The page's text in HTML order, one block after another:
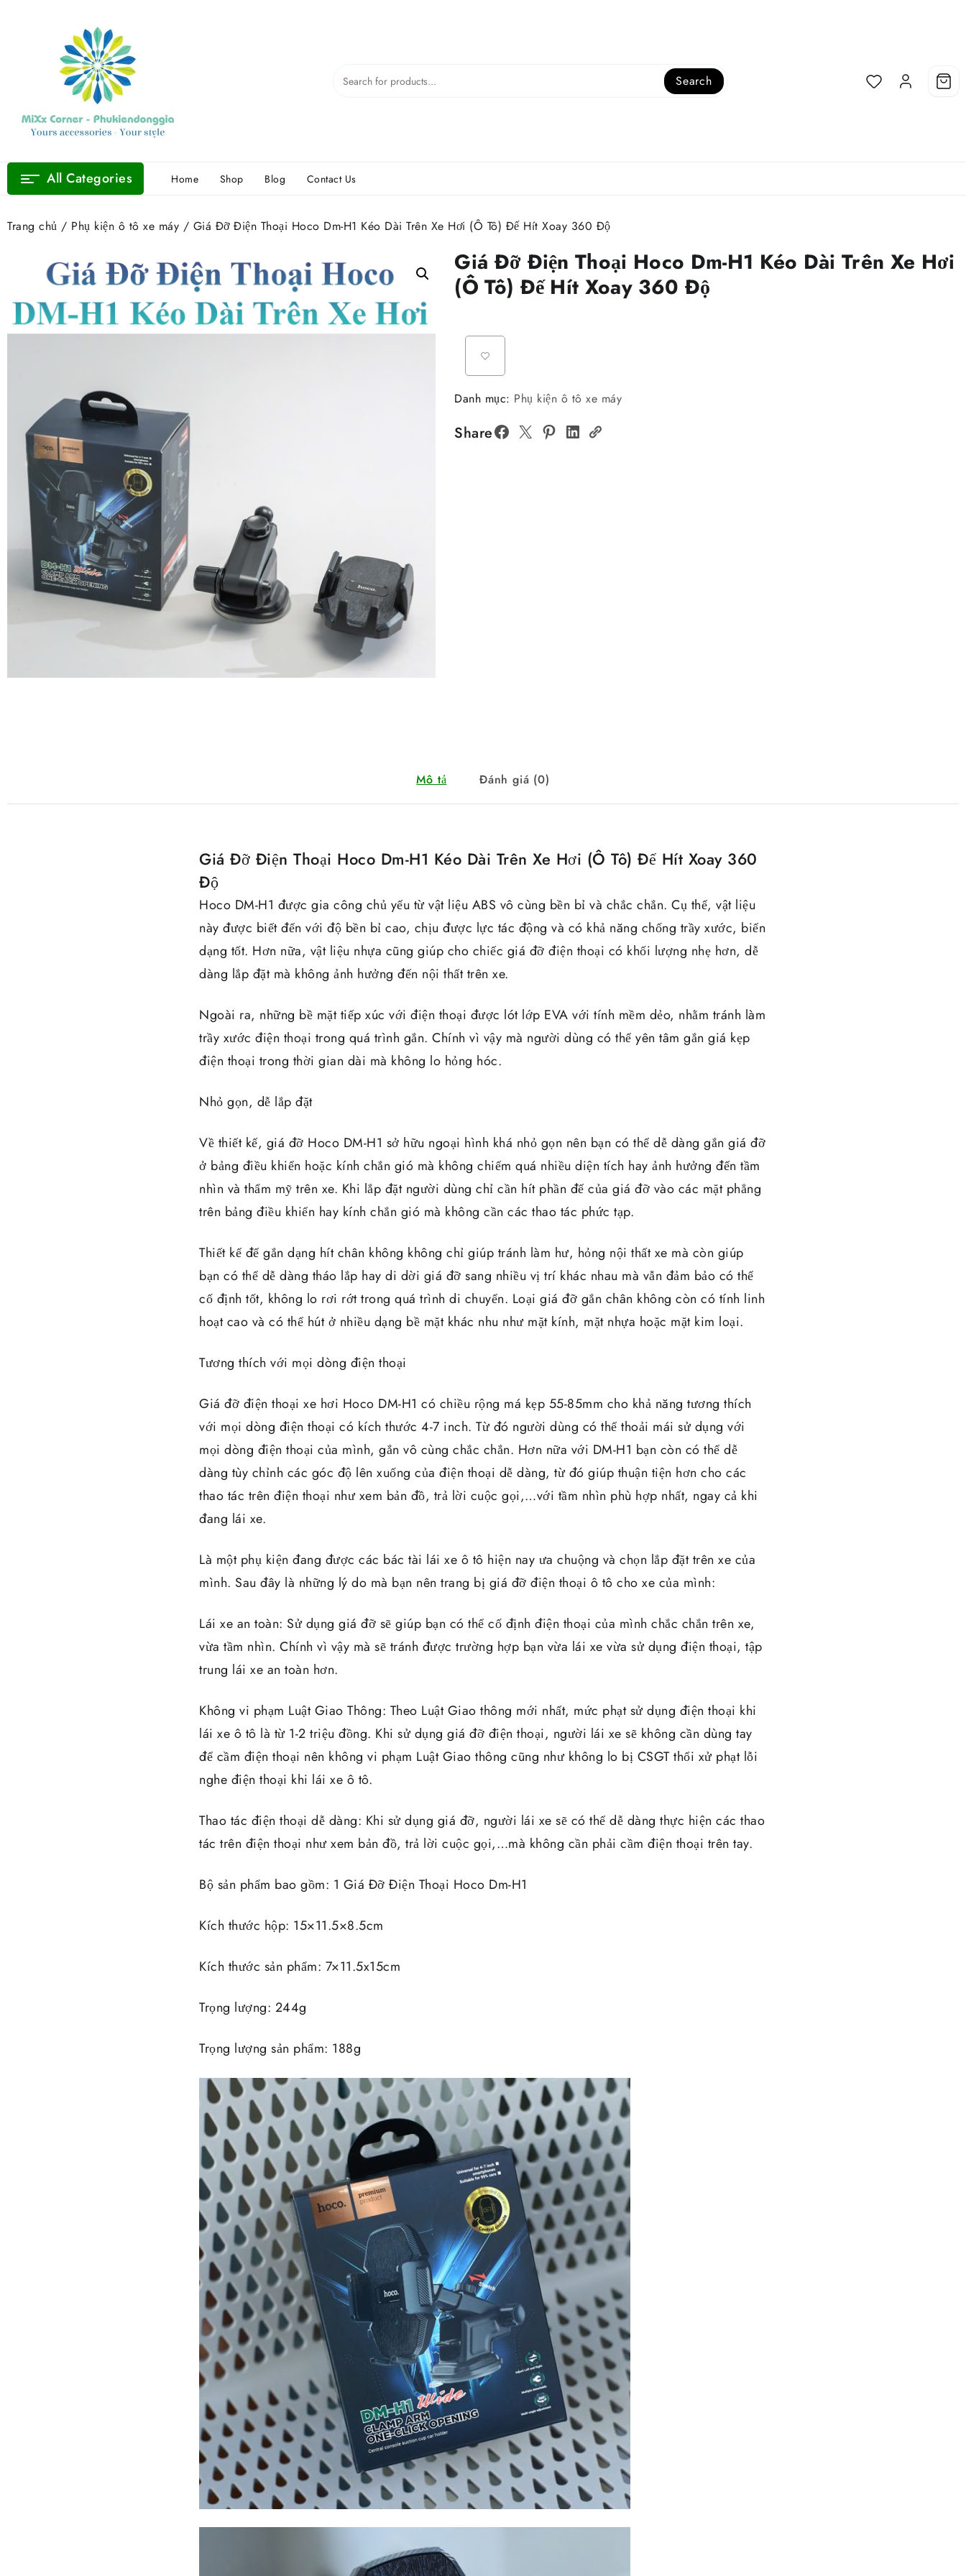
Search
All Categories Home Shop Blog Contact Us
Trang chủ / Phụ kiện ô tô xe máy / Giá Đỡ Điện Thoại Hoco Dm-H1 Kéo Dài Trên Xe Hơi (Ô Tô) Đế Hít Xoay 360 Độ
Giá Đỡ Điện Thoại Hoco Dm-H1 Kéo Dài Trên Xe Hơi
(Ô Tô) Đế Hít Xoay 360 Độ
Danh mục: Phụ kiện ô tô xe máy
Share
Mô tả Đánh giá (0)
Giá Đỡ Điện Thoại Hoco Dm-H1 Kéo Dài Trên Xe Hơi (Ô Tô) Đế Hít Xoay 360
Độ
Hoco DM-H1 được gia công chủ yếu từ vật liệu ABS vô cùng bền bỉ và chắc chắn. Cụ thể, vật liệu
này được biết đến với độ bền bỉ cao, chịu được lực tác động và có khả năng chống trầy xước, biến
dạng tốt. Hơn nữa, vật liệu nhựa cũng giúp cho chiếc giá đỡ điện thoại có khối lượng nhẹ hơn, dễ
dàng lắp đặt mà không ảnh hưởng đến nội thất trên xe.
Ngoài ra, những bề mặt tiếp xúc với điện thoại được lót lớp EVA với tính mềm dẻo, nhằm tránh làm
trầy xước điện thoại trong quá trình gắn. Chính vì vậy mà người dùng có thể yên tâm gắn giá kẹp
điện thoại trong thời gian dài mà không lo hỏng hóc.
Nhỏ gọn, dễ lắp đặt
Về thiết kế, giá đỡ Hoco DM-H1 sở hữu ngoại hình khá nhỏ gọn nên bạn có thể dễ dàng gắn giá đỡ
ở bảng điều khiển hoặc kính chắn gió mà không chiếm quá nhiều diện tích hay ảnh hưởng đến tầm
nhìn và thẩm mỹ trên xe. Khi lắp đặt người dùng chỉ cần hít phần đế của giá đỡ vào các mặt phẳng
trên bảng điều khiển hay kính chắn gió mà không cần các thao tác phức tạp.
Thiết kế đế gắn dạng hít chân không không chỉ giúp tránh làm hư, hỏng nội thất xe mà còn giúp
bạn có thể dễ dàng tháo lắp hay di dời giá đỡ sang nhiều vị trí khác nhau mà vẫn đảm bảo có thể
cố định tốt, không lo rơi rớt trong quá trình di chuyển. Loại giá đỡ gắn chân không còn có tính linh
hoạt cao và có thể hút ở nhiều dạng bề mặt khác nhu như mặt kính, mặt nhựa hoặc mặt kim loại.
Tương thích với mọi dòng điện thoại
Giá đỡ điện thoại xe hơi Hoco DM-H1 có chiều rộng má kẹp 55-85mm cho khả năng tương thích
với mọi dòng điện thoại có kích thước 4-7 inch. Từ đó người dùng có thể thoải mái sử dụng với
mọi dòng điện thoại của mình, gắn vô cùng chắc chắn. Hơn nữa với DM-H1 bạn còn có thể dễ
dàng tùy chỉnh các góc độ lên xuống của điện thoại dễ dàng, từ đó giúp thuận tiện hơn cho các
thao tác trên điện thoại như xem bản đồ, trả lời cuộc gọi,…với tầm nhìn phù hợp nhất, ngay cả khi
đang lái xe.
Là một phụ kiện đang được các bác tài lái xe ô tô hiện nay ưa chuộng và chọn lắp đặt trên xe của
mình. Sau đây là những lý do mà bạn nên trang bị giá đỡ điện thoại ô tô cho xe của mình:
Lái xe an toàn: Sử dụng giá đỡ sẽ giúp bạn có thể cố định điện thoại của mình chắc chắn trên xe,
vừa tầm nhìn. Chính vì vậy mà sẽ tránh được trường hợp bạn vừa lái xe vừa sử dụng điện thoại, tập
trung lái xe an toàn hơn.
Không vi phạm Luật Giao Thông: Theo Luật Giao thông mới nhất, mức phạt sử dụng điện thoại khi
lái xe ô tô là từ 1-2 triệu đồng. Khi sử dụng giá đỡ điện thoại, người lái xe sẽ không cần dùng tay
để cầm điện thoại nên không vi phạm Luật Giao thông cũng như không lo bị CSGT thổi xử phạt lỗi
nghe điện thoại khi lái xe ô tô.
Thao tác điện thoại dễ dàng: Khi sử dụng giá đỡ, người lái xe sẽ có thể dễ dàng thực hiện các thao
tác trên điện thoại như xem bản đồ, trả lời cuộc gọi,…mà không cần phải cầm điện thoại trên tay.
Bộ sản phẩm bao gồm: 1 Giá Đỡ Điện Thoại Hoco Dm-H1
Kích thước hộp: 15×11.5×8.5cm
Kích thước sản phẩm: 7×11.5x15cm
Trọng lượng: 244g
Trọng lượng sản phẩm: 188g